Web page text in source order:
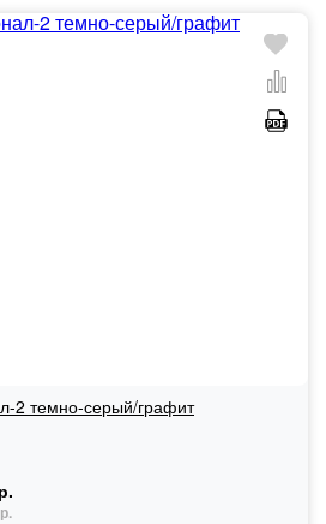
2 темно-серый/графит